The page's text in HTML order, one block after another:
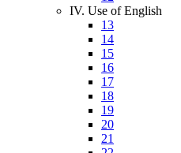
IV. Use of English
13
14
15
16
17
18
19
20
21